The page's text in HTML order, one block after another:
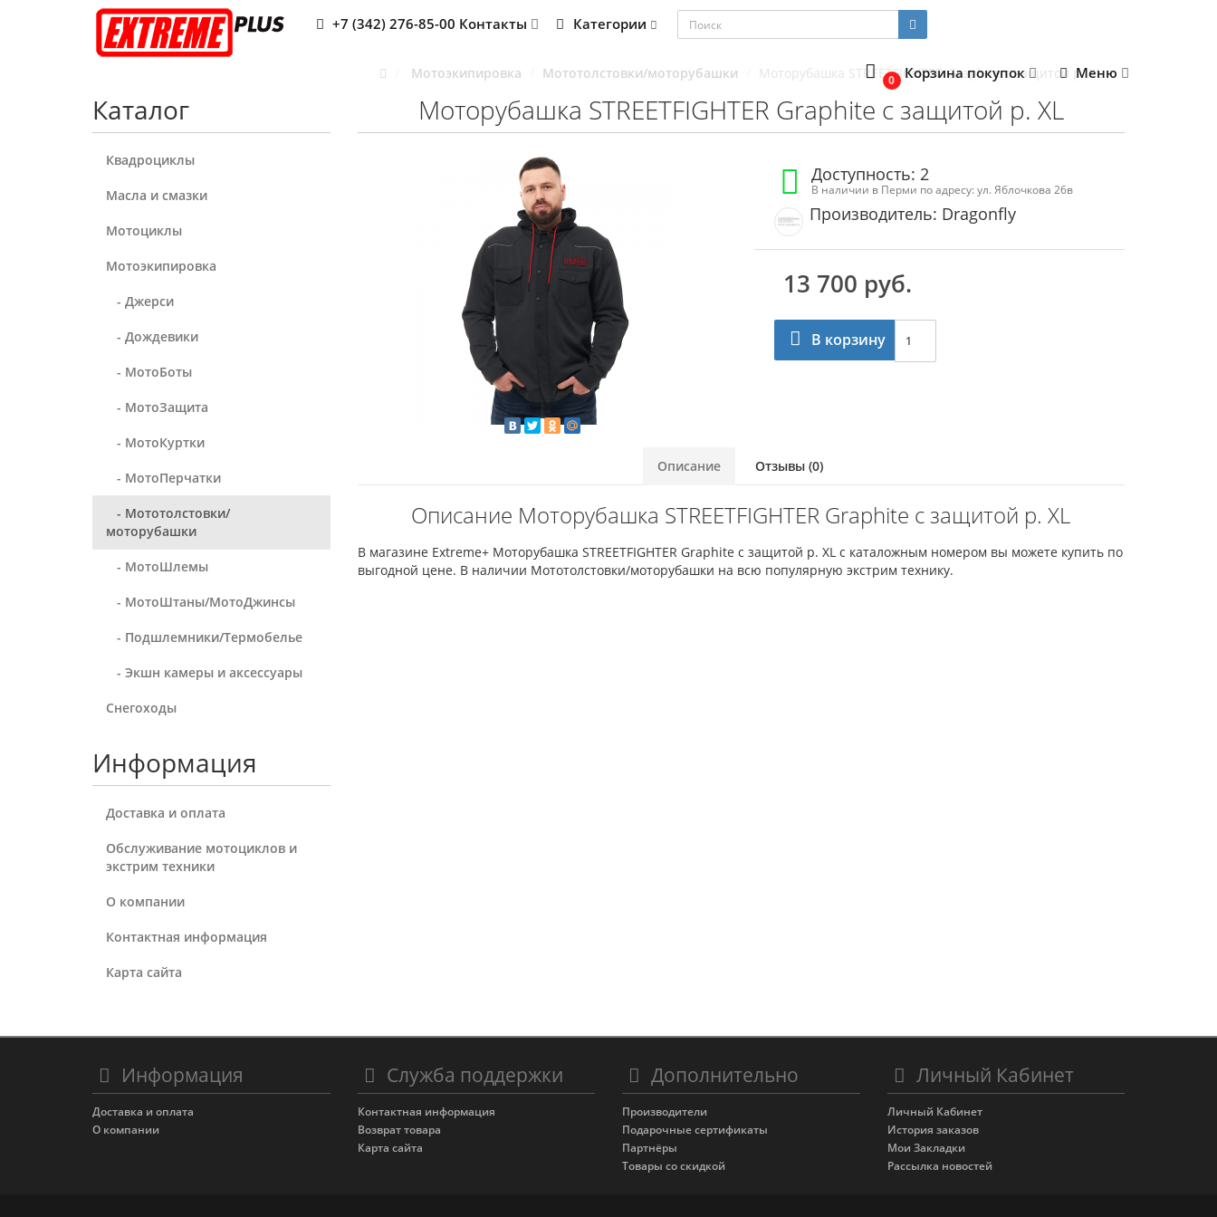
+7 (342) 276-85-00 Контакты Категории
0 Корзина покупок Меню
Каталог
Квадроциклы
Масла и смазки
Мотоциклы
Мотоэкипировка
- Джерси
- Дождевики
- МотоБоты
- МотоЗащита
- МотоКуртки
- МотоПерчатки
- Мототолстовки/
моторубашки
- МотоШлемы
- МотоШтаны/МотоДжинсы
- Подшлемники/Термобелье
- Экшн камеры и аксессуары
Снегоходы
Информация
Доставка и оплата
Обслуживание мотоциклов и
экстрим техники
О компании
Контактная информация
Карта сайта
Мотоэкипировка Мототолстовки/моторубашки Моторубашка STREETFIGHTER Graphite с защитой р. XL
Моторубашка STREETFIGHTER Graphite с защитой р. XL
Доступность: 2
В наличии в Перми по адресу: ул. Яблочкова 26в
Производитель: Dragonfly
13 700 руб.
В корзину
Описание Отзывы (0)
Описание Моторубашка STREETFIGHTER Graphite с защитой р. XL
В магазине Extreme+ Мотоpубашка STREETFIGHTER Graphite с защитой р. XL с каталожным номером вы можете купить по
выгодной цене. В наличии Мототолстовки/моторубашки на всю популярную экстрим технику.
Информация
Доставка и оплата
О компании
Служба поддержки
Контактная информация
Возврат товара
Карта сайта
Дополнительно
Производители
Подарочные сертификаты
Партнёры
Товары со скидкой
Личный Кабинет
Личный Кабинет
История заказов
Мои Закладки
Рассылка новостей